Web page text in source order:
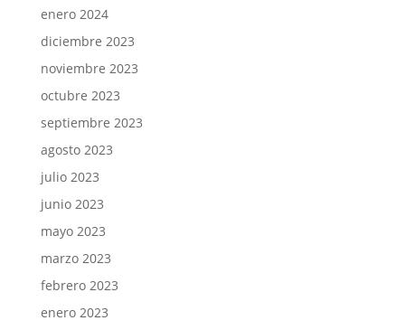
enero 2024
diciembre 2023
noviembre 2023
octubre 2023
septiembre 2023
agosto 2023
julio 2023
junio 2023
mayo 2023
marzo 2023
febrero 2023
enero 2023